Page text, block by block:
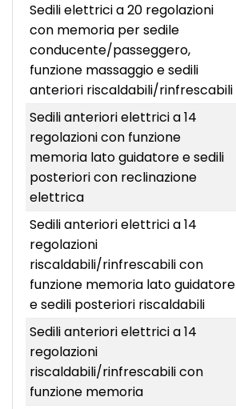
Sedili elettrici a 20 regolazioni
con memoria per sedile
conducente/passeggero,
funzione massaggio e sedili
anteriori riscaldabili/rinfrescabili
Sedili anteriori elettrici a 14
regolazioni con funzione
memoria lato guidatore e sedili
posteriori con reclinazione
elettrica
Sedili anteriori elettrici a 14
regolazioni
riscaldabili/rinfrescabili con
funzione memoria lato guidatore
e sedili posteriori riscaldabili
Sedili anteriori elettrici a 14
regolazioni
riscaldabili/rinfrescabili con
funzione memoria